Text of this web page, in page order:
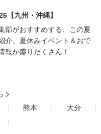
【九州・沖縄】
部がおすすめする、この夏
介。夏休みイベント＆おで
報が盛りだくさん！
熊本
大分